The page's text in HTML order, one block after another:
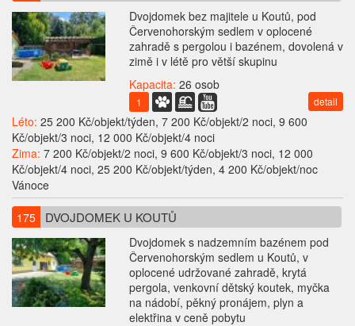
Dvojdomek bez majitele u Koutů, pod
Červenohorským sedlem v oplocené
zahradě s pergolou i bazénem, dovolená v
zimě i v létě pro větší skupinu
Kapacita: 26 osob
1 detail
Léto: 25 200 Kč/objekt/týden, 7 200 Kč/objekt/2 noci, 9 600
Kč/objekt/3 noci, 12 000 Kč/objekt/4 noci
Zima: 7 200 Kč/objekt/2 noci, 9 600 Kč/objekt/3 noci, 12 000
Kč/objekt/4 noci, 25 200 Kč/objekt/týden, 4 200 Kč/objekt/noc
Vánoce
175 DVOJDOMEK U KOUTŮ
Dvojdomek s nadzemním bazénem pod
Červenohorským sedlem u Koutů, v
oplocené udržované zahradě, krytá
pergola, venkovní dětský koutek, myčka
na nádobí, pěkný pronájem, plyn a
elektřina v ceně pobytu